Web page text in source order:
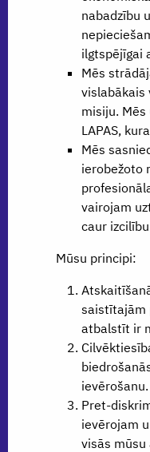
nabadzību
ilgtspējīgai
Mēs
vislabākais
misiju.
LAPAS,
Mēs
ierobežoto
vairojam
caur
Mūsu principi:
saistītajām
atbalstīt ir
ievērošanu.
Pret-
ievērojam
visās